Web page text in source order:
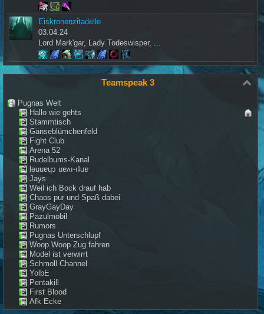
Eiskronenzitadelle
03.04.24
Lord Mark'gar, Lady Todeswisper, ...
Teamspeak 3
Pugnas Welt
Hallo wie gehts
Stammtisch
Gänseblümchenfeld
Fight Club
Arena 52
Rudelbums-Kanal
lǝuuɐɥɔ uɐʌı-ıʇuɐ
Jays
Weil ich Bock drauf hab
Chaos pur und Spaß dabei
GrayGayDay
Pazulmobil
Rumors
Pugnas Unterschlupf
Woop Woop Zug fahren
Model ist verwirrt
Schmoll Channel
YolbE
Pentakill
First Blood
Afk Ecke